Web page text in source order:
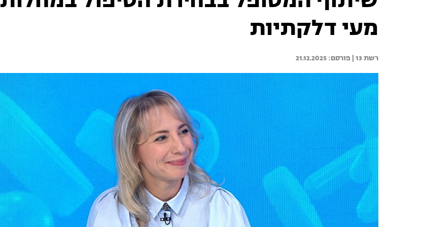
מעי דלקתיות
רשת 13 | 21.12.2025